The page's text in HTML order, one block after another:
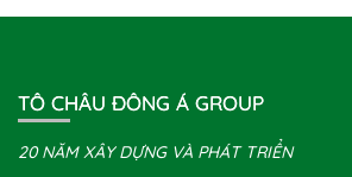
TÔ CHÂU ĐÔNG Á GROUP
20 NĂM XÂY DỰNG VÀ PHÁT TRIỂN